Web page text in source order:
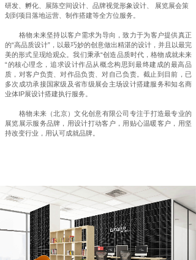
研发、孵化、展陈空间设计、品牌视觉形象设计、 展览展会策
划到项目落地运营、制作搭建等全方位服务。
格物未来坚持以客户需求为导向，致力于为客户提供真正
的“高品质设计”，以最巧妙的创意做出精湛的设计，并且以最完
美的形式呈现给观众。我们秉承“创造品质时代，格物成就未来
“的核心理念，追求设计作品从概念构思到最终建成的最高品
质，对客户负责、对作品负责、对自己负责。截止到目前，已
多次成功承接国家级及省市级展会主场设计搭建服务和知名商
业体IP展设计搭建执行服务。
格物未来（北京）文化创意有限公司专注于打造最专业的
展览展示服务品牌，用设计打动客户，用贴心温暖客户，用坚
持改变行业，用认可成就品牌。